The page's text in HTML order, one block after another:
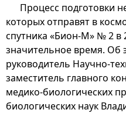
Процесс подготовки
которых отправят в
спутника «Бион-М» № 2 в
значительное время.
руководитель Научно-
заместитель главного
медико-биологических
биологических наук